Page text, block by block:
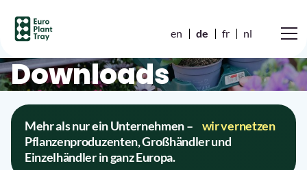
en de fr nl
Downloads
Mehr als nur ein Unternehmen – wir vernetzen
Pflanzenproduzenten, Großhändler und
Einzelhändler in ganz Europa.